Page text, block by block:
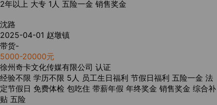
2年以上 大专 1人 五险一金 销售奖金
沈路
2025-04-01 赵墩镇
带货-
5000-20000元
徐州奇卡文化传媒有限公司 认证
经验不限 学历不限 5人 员工生日福利 节假日福利 五险一金 法
定节假日 免费体检 包吃住 带薪年假 年终奖金 销售奖金 综合补
贴 五险